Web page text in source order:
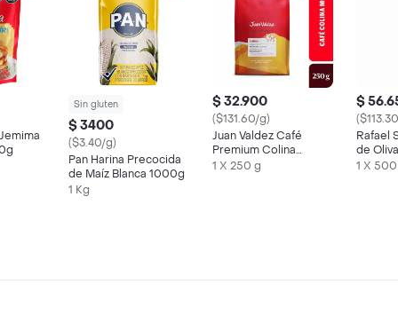
Sin gluten
$ 3400
($3.40/g)
Pan Harina Precocida
de Maíz Blanca 1000g
1 Kg
$ 32.900
($131.60/g)
Juan Valdez Café
Premium Colina
Tostado y Molido
1 X 250 g
$
Rafael
de
1 X